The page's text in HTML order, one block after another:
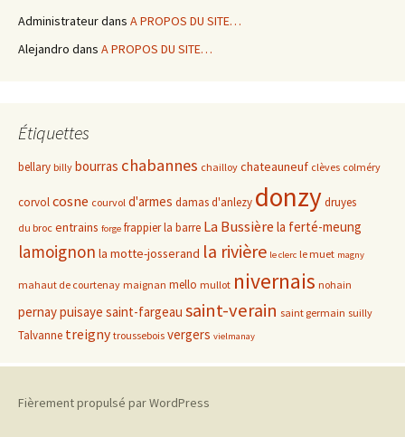
Administrateurdans A PROPOS DU SITE…
Alejandro dans A PROPOS DU SITE…
Étiquettes
bellary billy bourras chabannes chailloy chateauneuf clèves colméry
corvolcosne courvol d'armes damas d'anlezy donzydruyes
du broc entrains forge frappierla barre La Bussière la ferté-meung
lamoignon la motte-josserand la rivière le clerc le muet magny
mahaut de courtenay maignan mello mullot nivernais nohain
pernaypuisaye saint-fargeau saint-verain saint germain suilly
Talvanne treigny troussebois vergers vielmanay
Fièrement propulsé par WordPress